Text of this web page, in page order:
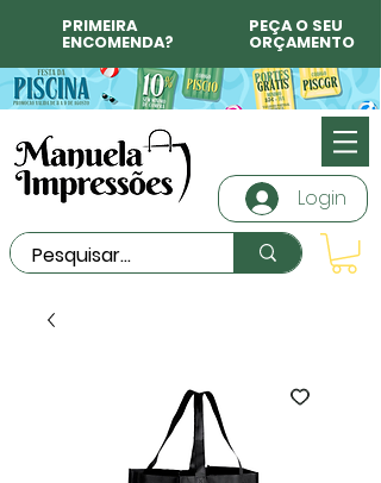
PRIMEIRA
ENCOMENDA?
PEÇA O SEU
ORÇAMENTO
Login